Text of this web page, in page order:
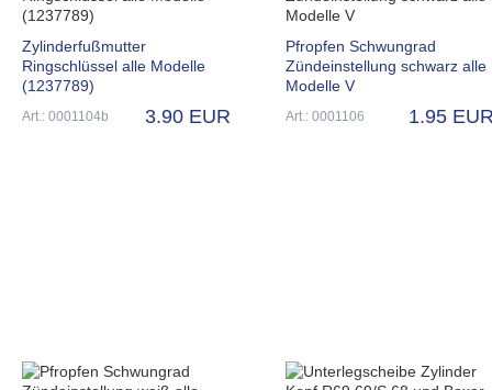
Zylinderfußmutter
Ringschlüssel alle Modelle
(1237789)
Art.: 0001104b 3.90 EUR
Pfropfen Schwungrad
Zündeinstellung schwarz alle
Modelle V
Art.: 0001106 1.95